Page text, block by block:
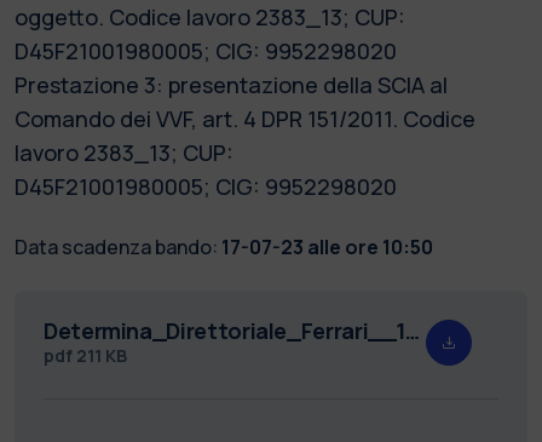
oggetto. Codice lavoro 2383_13; CUP:
D45F21001980005; CIG: 9952298020
Prestazione 3: presentazione della SCIA al
Comando dei VVF, art. 4 DPR 151/2011. Codice
lavoro 2383_13; CUP:
D45F21001980005; CIG: 9952298020
Data scadenza bando: 17-07-23 alle ore 10:50
Determina_Direttoriale_Ferrari__1_.pdf
pdf 211 KB